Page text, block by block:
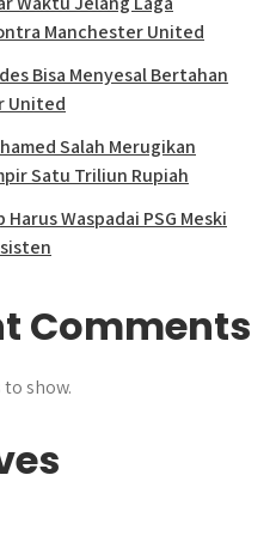
Manchester United
Bisa Menyesal Bertahan
United
Salah Merugikan
Satu Triliun Rupiah
Waspadai PSG Meski
Comments
show.